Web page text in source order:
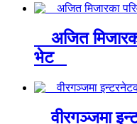
अजित
भेट
वीरगञ्जमा